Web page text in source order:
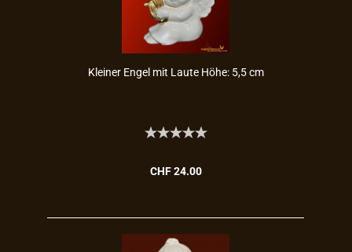
Klei­ner Engel mit Laute Höhe: 5,5 cm
CHF 24.00